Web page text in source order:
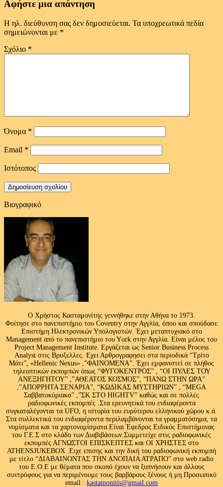
Αφήστε μια απάντηση
Η ηλ. διεύθυνση σας δεν δημοσιεύεται. Τα υποχρεωτικά πεδία
σημειώνονται με *
Σχόλιο *
Όνομα *
Email *
Ιστότοπος
Βιογραφικό
Ο Χρήστος Κασταμονίτης γεννήθηκε στην Αθήνα το 1973.
Φοίτησε στο πανεπιστήμιο του Coventry στην Αγγλία, όπου και σπούδασε
Επιστήμη Ηλεκτρονικών Υπολογιστών. Έχει μεταπτυχιακό στο
Management από το πανεπιστήμιο του Υork στην Αγγλία. Είναι μέλος του
Project Management Institute. Εργάζεται ως Senior Business Process
Analyst στις Βρυξελλες. Εχει Αρθρογραφησει στα περιοδικά “Τρίτο
Μάτι”, «Hellenic Nexus» ,”ΦΑΙΝΟΜΕΝΑ”. Έχει εμφανιστεί σε πλήθος
τηλεοπτικών εκπομπών όπως “ΦΥΓΟΚΕΝΤΡΟΣ” , “ΟΙ ΠΥΛΕΣ ΤΟΥ
ΑΝΕΞΗΓΗΤΟΥ” ,”ΑΘΕΑΤΟΣ ΚΟΣΜΟΣ”, “ΠΑΝΩ ΣΤΗΝ ΩΡΑ”
,”ΑΠΟΡΡΗΤΑ ΣΕΝΑΡΙΑ”, “ΚΩΔΙΚΑΣ ΜΥΣΤΗΡΙΩΝ” , “MEGA
Σαββατοκύριακο” ,”ΣΚ ΣΤΟ HIGHTV” καθώς και σε πολλές
ραδιοφωνικές εκπομπές .Στα ερευνητικά του ενδιαφέροντα
συγκαταλέγονται τα UFO, η ιστορία του ευρύτερου ελληνικού χώρου κ.ά.
Στα συλλεκτικά του ενδιαφέροντα περιλαμβάνονται τα γραμματόσημα, τα
νομίσματα και τα χαρτονομίσματα.Είναι Έφεδρος Ειδικός Επιστήμονας
του Γ.Ε.Σ στο κλάδο των Διαβιβάσεων.Συμμετείχε στις ραδιοφωνικές
εκπομπές ΑΓΝΩΣΤΟΙ ΕΠΙΣΚΕΠΤΕΣ και ΟΙ ΧΡΗΣΤΕΣ στο
ATHENSJUKEBOX .Ειχε επισης και την δική του ραδιοφωνική εκπομπή
με τίτλο “ΔΙΑΒΑΙΝΟΝΤΑΣ ΤΗΝ ΑΝΟΠΑΙΑ ΑΤΡΑΠΟ” στο web radio
του Ε.Ο.Ε με θέματα που σκοπό έχουν να ξυπνήσουν και άλλους
συντρόφους για να περιμένουμε τους βαρβάρους ξένους ή μη.Προσωπικό
email : kastamonitis@gmail.com